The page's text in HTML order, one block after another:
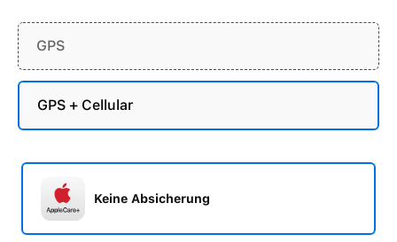
GPS
GPS + Cellular
Keine Absicherung